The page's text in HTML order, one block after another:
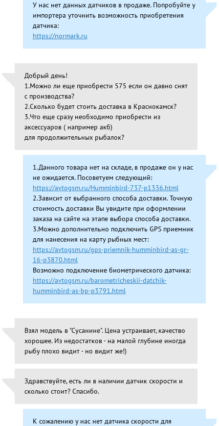
У нас нет данных датчиков в продаже. Попробуйте у
импортера уточнить возможность приобретения
датчика:
https://normark.ru
Добрый день!
1.Можно ли еще приобрести 575 если он давно снят
с производства?
2.Сколько будет стоить доставка в Краснокамск?
3.Что еще сразу необходимо приобрести из
аксессуаров ( например акб)
для продолжительных рыбалок?
1.Данного товара нет на складе, в продаже он у нас
не ожидается. Посоветуем следующий:
https://avtogsm.ru/Humminbird-737-p1336.html
2.Зависит от выбранного способа доставки. Точную
стоимость доставки Вы увидите при оформлении
заказа на сайте на этапе выбора способа доставки.
3.Можно дополнительно подключить GPS приемник
для нанесения на карту рыбных мест:
https://avtogsm.ru/gps-priemnik-humminbird-as-gr-
16-p3870.html
Возможно подключение биометрического датчика:
https://avtogsm.ru/barometricheskii-datchik-
humminbird-as-bp-p3791.html
Взял модель в "Сусанине". Цена устраивает, качество
хорошее. Из недостатков - на малой глубине иногда
рыбу плохо видит - но видит же!)
Здравствуйте, есть ли в наличии датчик скорости и
сколько стоит? Спасибо.
К сожалению у нас нет датчика скорости для